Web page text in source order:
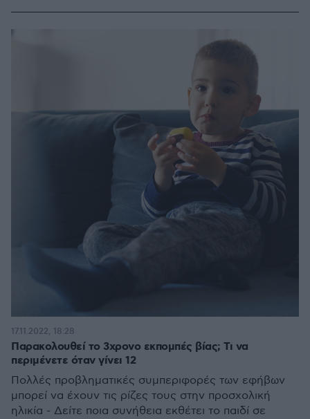
Παρακολουθεί το 3χρονο εκπομπές βίας; Τι να
περιμένετε όταν γίνει 12
Πολλές προβληματικές συμπεριφορές των εφήβων
μπορεί να έχουν τις ρίζες τους στην προσχολική
ηλικία - Δείτε ποια συνήθεια εκθέτει το παιδί σε
17.11.2022, 18:28